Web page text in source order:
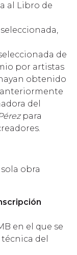
al Libro de
de
por artistas
obtenido
del
para
obra
en el que se
del